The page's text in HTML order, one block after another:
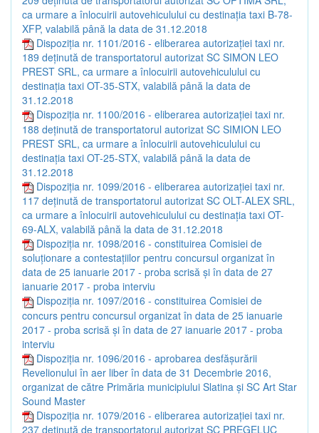
ca urmare a înlocuirii autovehiculului cu destinația taxi B-78-
XFP, valabilă până la data de 31.12.2018
Dispoziția nr. 1101/2016 - eliberarea autorizației taxi nr.
189 deținută de transportatorul autorizat SC SIMON LEO
PREST SRL, ca urmare a înlocuirii autovehiculului cu
destinația taxi OT-35-STX, valabilă până la data de
31.12.2018
Dispoziția nr. 1100/2016 - eliberarea autorizației taxi nr.
188 deținută de transportatorul autorizat SC SIMION LEO
PREST SRL, ca urmare a înlocuirii autovehiculului cu
destinația taxi OT-25-STX, valabilă până la data de
31.12.2018
Dispoziția nr. 1099/2016 - eliberarea autorizației taxi nr.
117 deținută de transportatorul autorizat SC OLT-ALEX SRL,
ca urmare a înlocuirii autovehiculului cu destinația taxi OT-
69-ALX, valabilă până la data de 31.12.2018
Dispoziția nr. 1098/2016 - constituirea Comisiei de
soluționare a contestațiilor pentru concursul organizat în
data de 25 ianuarie 2017 - proba scrisă și în data de 27
ianuarie 2017 - proba interviu
Dispoziția nr. 1097/2016 - constituirea Comisiei de
concurs pentru concursul organizat în data de 25 ianuarie
2017 - proba scrisă și în data de 27 ianuarie 2017 - proba
interviu
Dispoziția nr. 1096/2016 - aprobarea desfășurării
Revelionului în aer liber în data de 31 Decembrie 2016,
organizat de către Primăria municipiului Slatina și SC Art Star
Sound Master
Dispoziția nr. 1079/2016 - eliberarea autorizației taxi nr.
237 deținută de transportatorul autorizat SC PREGELUC